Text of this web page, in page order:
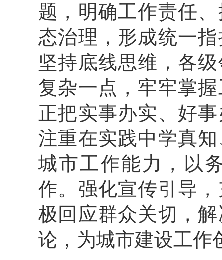
题，明确工作责任
态治理，形成统一
坚持底线思维，各
复杂一点，牢牢掌
正把实事办实、好
注重在实践中学真
城市工作能力，以
作。强化宣传引导
极回应群众关切，
论，为城市建设工作